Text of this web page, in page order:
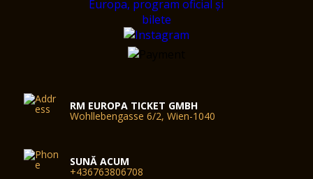
RM EUROPA TICKET GMBH
Wohllebengasse 6/2, Wien-1040
SUNĂ ACUM
+436763806708